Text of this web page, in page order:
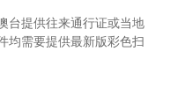
台提供往来通行证或当地
均需要提供最新版彩色扫